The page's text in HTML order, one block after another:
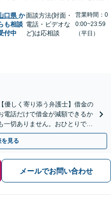
口県 か
も相談
付中
面談方法(対面・
電話・ビデオな
ど)は応相談
営業時間：0
0:00~23:59
（平日）
優しく寄り添う弁護士】借金の
電話だけで借金が減額できるか
一切ありません。おひとりで悩
話相談可】
見る
メールでお問い合わせ